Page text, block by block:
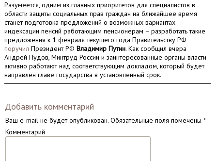
Разумеется, одним из главных приоритетов для специалистов в
области защиты социальных прав граждан на ближайшее время
станет подготовка предложений о возможных вариантах
индексации пенсий работающим пенсионерам – разработать такие
предложения к 1 февраля текущего года Правительству РФ
поручил Президент РФ Владимир Путин. Как сообщил вчера
Андрей Пудов, Минтруд России и заинтересованные органы власти
активно работают над соответствующим докладом, который будет
направлен главе государства в установленный срок.
Добавить комментарий
Ваш e-mail не будет опубликован.Обязательные поля помечены *
Комментарий